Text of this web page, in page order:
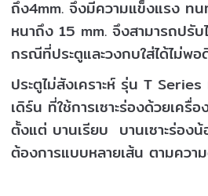
ถึง4mm. จึงมีความแข็งแรง ท
หนาถึง 15 mm. จึงสามารถปรับ
กรณีที่ประตูและวงกบใส่ได้ไม่พอ
ประตูไม่สังเคราะห์ รุ่น T Series
เดิร์น ที่ใช้การเซาะร่องด้วยเครื่
ตั้งแต่ บานเรียบ บานเซาะร่อ
ต้องการแบบหลายเส้น ตามควา